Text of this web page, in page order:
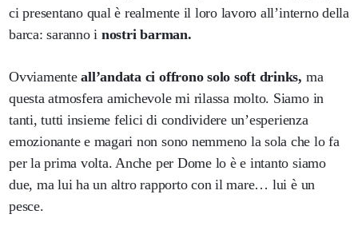
ci presentano qual è realmente il loro lavoro all’interno della
barca: saranno i nostri barman.
Ovviamenteall’andata ci offrono solo soft drinks, ma
questa atmosfera amichevole mi rilassa molto. Siamo in
tanti, tutti insieme felici di condividere un’esperienza
emozionante e magari non sono nemmeno la sola che lo fa
per la prima volta. Anche per Dome lo è e intanto siamo
due, ma lui ha un altro rapporto con il mare… lui è un
pesce.